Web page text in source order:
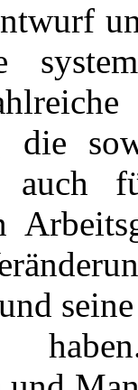
die
auch